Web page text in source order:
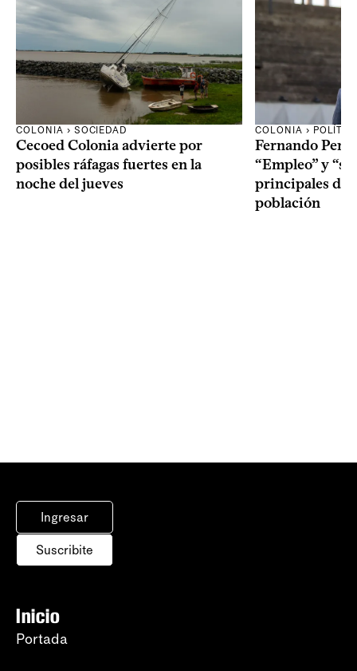
COLONIA › SOCIEDAD
Cecoed Colonia advierte por
posibles ráfagas fuertes en la
noche del jueves
COLONIA ›
Fernando
“Empleo” y
principales
población
Ingresar
Suscribite
Inicio
Portada